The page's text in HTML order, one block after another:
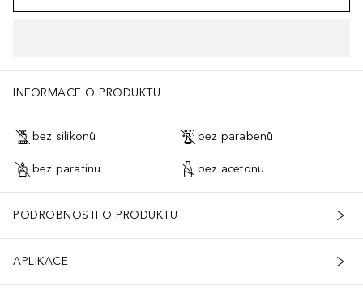
INFORMACE O PRODUKTU
bez silikonů bez parabenů
bez parafinu bez acetonu
PODROBNOSTI O PRODUKTU
APLIKACE